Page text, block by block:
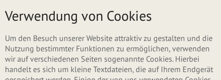
Menü
Verwendung von Cookies
Um den Besuch unserer Website attraktiv zu gestalten und die
Nutzung bestimmter Funktionen zu ermöglichen, verwenden
wir auf verschiedenen Seiten sogenannte Cookies. Hierbei
handelt es sich um kleine Textdateien, die auf Ihrem Endgerät